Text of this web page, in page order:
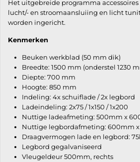
Het uitgebreide programma
lucht/- en stroomaansluiing en licht
worden ingericht.
Kenmerken
Beuken werkblad (50 mm dik)
Breedte: 1500 mm (onderstel 1230
Diepte: 700 mm
Hoogte: 850 mm
Indeling: 4x schuiflade / 2x legbord
Ladeindeling: 2x75 / 1x150 / 1x200
Nuttige ladeafmeting: 500mm x
Nuttige legbordafmeting: 600mm
Draagvermogen lade en legbord:
Legbord gegalvaniseerd
Vleugeldeur 500mm, rechts